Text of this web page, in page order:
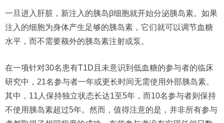
一旦进入肝脏，新注入的胰岛β细胞就开始分泌胰岛素。如果
注入的细胞为身体产生足够的胰岛素，它们就可以调节血糖
水平，而不需要额外的胰岛素注射或泵。
在一项针对30名患有T1D且未意识到低血糖的参与者的临床
研究中，21名参与者一年或更长时间无需使用外部胰岛素。
其中，11人保持独立状态长达1至5年，而10名参与者则保持
不使用胰岛素超过5年。然而，值得注意的是，并非所有参与